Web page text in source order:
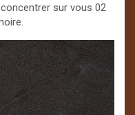
sur vous 02